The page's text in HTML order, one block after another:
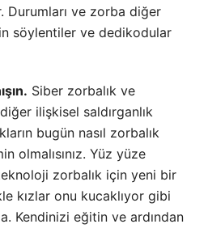
Durumları ve zorba diğer
söylentiler ve dedikodular
Siber zorbalık ve
ilişkisel saldırganlık
bugün nasıl zorbalık
olmalısınız. Yüz yüze
zorbalık için yeni bir
kızlar onu kucaklıyor gibi
Kendinizi eğitin ve ardından